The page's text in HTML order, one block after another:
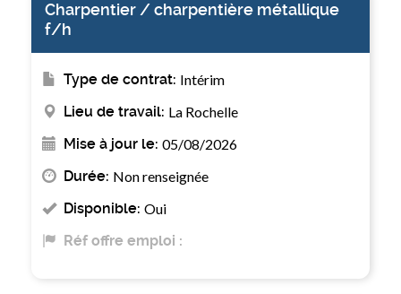
Charpentier / charpentière métallique
f/h
Type de contrat: Intérim
Lieu de travail: La Rochelle
Mise à jour le: 05/08/2026
Durée: Non renseignée
Disponible: Oui
Réf offre emploi :